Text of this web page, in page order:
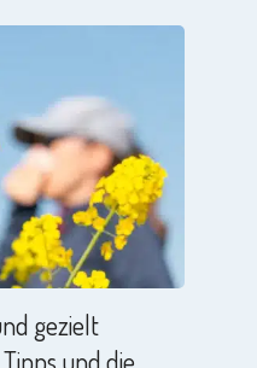
gezielt
und die